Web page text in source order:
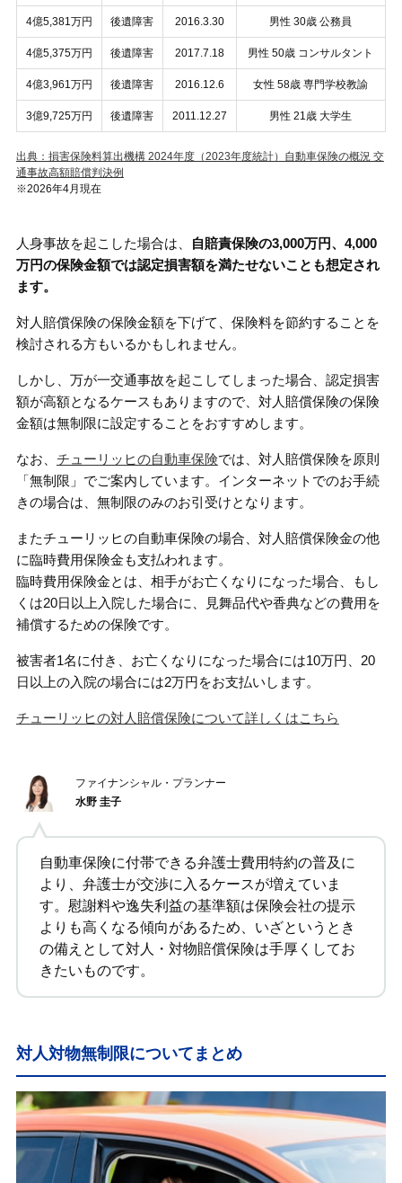
4億5,381万円 後遺障害 2016.3.30 男性 30歳 公務員
4億5,375万円 後遺障害 2017.7.18 男性 50歳 コンサルタント
4億3,961万円 後遺障害 2016.12.6 女性 58歳 専門学校教諭
3億9,725万円 後遺障害 2011.12.27 男性 21歳 大学生
出典：損害保険料算出機構 2024年度（2023年度統計）自動車保険の概況 交
通事故高額賠償判決例
※2026年4月現在
人身事故を起こした場合は、
自賠責保険の3,000万円、4,000
万円の保険金額では認定損害額を満たせないことも想定され
ます。
対人賠償保険の保険金額を下げて、保険料を節約することを
検討される方もいるかもしれません。
しかし、万が一交通事故を起こしてしまった場合、認定損害
額が高額となるケースもありますので、対人賠償保険の保険
金額は無制限に設定することをおすすめします。
なお、 チューリッヒの自動車保険では、対人賠償保険を原則
「無制限」でご案内しています。インターネットでのお手続
きの場合は、無制限のみのお引受けとなります。
またチューリッヒの自動車保険の場合、対人賠償保険金の他
に臨時費用保険金も支払われます。
臨時費用保険金とは、相手がお亡くなりになった場合、もし
くは20日以上入院した場合に、見舞品代や香典などの費用を
補償するための保険です。
被害者1名に付き、お亡くなりになった場合には10万円、20
日以上の入院の場合には2万円をお支払いします。
チューリッヒの対人賠償保険について詳しくはこちら
ファイナンシャル・プランナー
水野 圭子
自動車保険に付帯できる弁護士費用特約の普及に
より、弁護士が交渉に入るケースが増えていま
す。慰謝料や逸失利益の基準額は保険会社の提示
よりも高くなる傾向があるため、いざというとき
の備えとして対人・対物賠償保険は手厚くしてお
きたいものです。
対人対物無制限についてまとめ